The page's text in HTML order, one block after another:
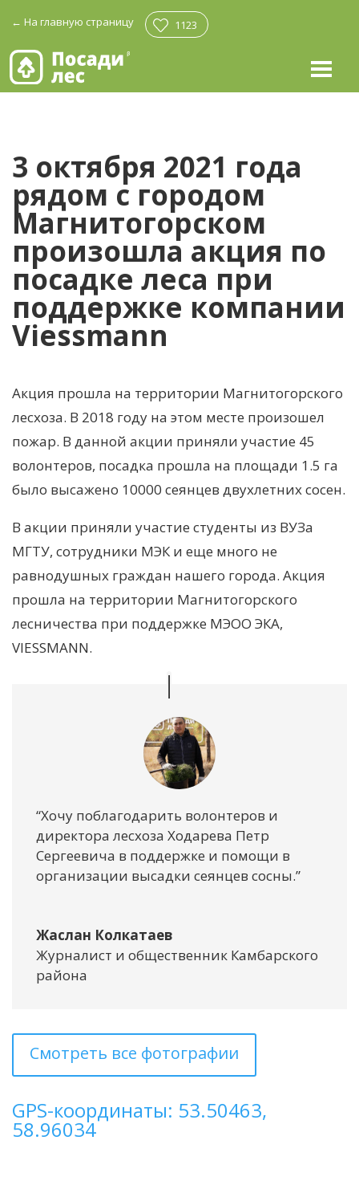
← На главную страницу 1123
3 октября 2021 года
рядом с городом
Магнитогорском
произошла акция по
посадке леса при
поддержке компании
Viessmann
Акция прошла на территории Магнитогорского
лесхоза. В 2018 году на этом месте произошел
пожар. В данной акции приняли участие 45
волонтеров, посадка прошла на площади 1.5 га
было высажено 10000 сеянцев двухлетних сосен.
В акции приняли участие студенты из ВУЗа
МГТУ, сотрудники МЭК и еще много не
равнодушных граждан нашего города. Акция
прошла на территории Магнитогорского
лесничества при поддержке МЭОО ЭКА,
VIESSMANN.
“Хочу поблагодарить волонтеров и
директора лесхоза Ходарева Петр
Сергеевича в поддержке и помощи в
организации высадки сеянцев сосны.”
Жаслан Колкатаев
Журналист и общественник Камбарского
района
Смотреть все фотографии
GPS-координаты: 53.50463,
58.96034